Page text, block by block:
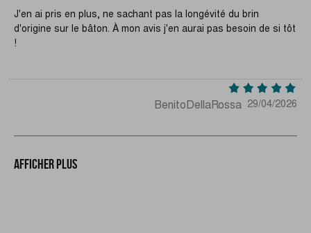
J'en ai pris en plus, ne sachant pas la longévité du brin
d'origine sur le bâton. À mon avis j'en aurai pas besoin de si tôt
!
BenitoDellaRossa 29/04/2026
Afficher plus